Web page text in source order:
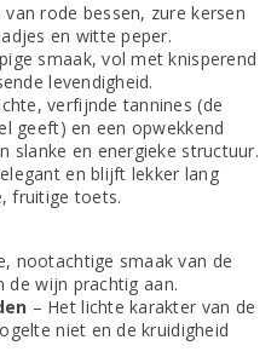
rode bessen, zure kersen
en witte peper.
smaak, vol met knisperend
levendigheid.
verfijnde tannines (de
geeft) en een opwekkend
slanke en energieke structuur.
en blijft lekker lang
fruitige toets.
nootachtige smaak van de
wijn prachtig aan.
– Het lichte karakter van de
niet en de kruidigheid